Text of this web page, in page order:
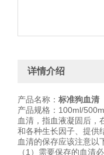
详情介绍
产品名称： 标准狗血清
产品规格：100ml/
血清，指血液凝固后，
和各种生长因子、提供
血清的保存应该注意以
（1）需要保存的血